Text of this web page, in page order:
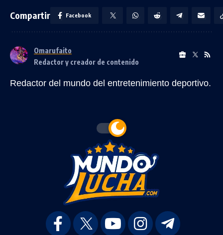
Compartir Facebook
Omarufaito
Redactor y creador de contenido
Redactor del mundo del entretenimiento deportivo.